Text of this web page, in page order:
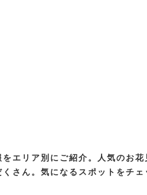
エリア別にご紹介。人気のお
さん。気になるスポットをチ